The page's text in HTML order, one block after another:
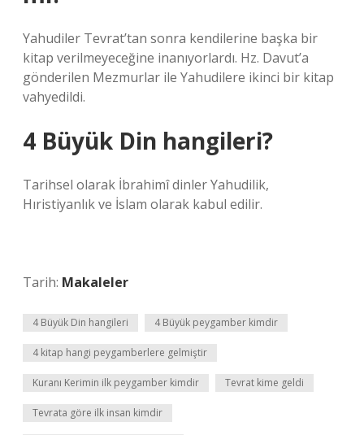
Yahudiler Tevrat’tan sonra kendilerine başka bir
kitap verilmeyeceğine inanıyorlardı. Hz. Davut’a
gönderilen Mezmurlar ile Yahudilere ikinci bir kitap
vahyedildi.
4 Büyük Din hangileri?
Tarihsel olarak İbrahimî dinler Yahudilik,
Hıristiyanlık ve İslam olarak kabul edilir.
Tarih: Makaleler
4 Büyük Din hangileri 4 Büyük peygamber kimdir
4 kitap hangi peygamberlere gelmiştir
Kuranı Kerimin ilk peygamber kimdir Tevrat kime geldi
Tevrata göre ilk insan kimdir